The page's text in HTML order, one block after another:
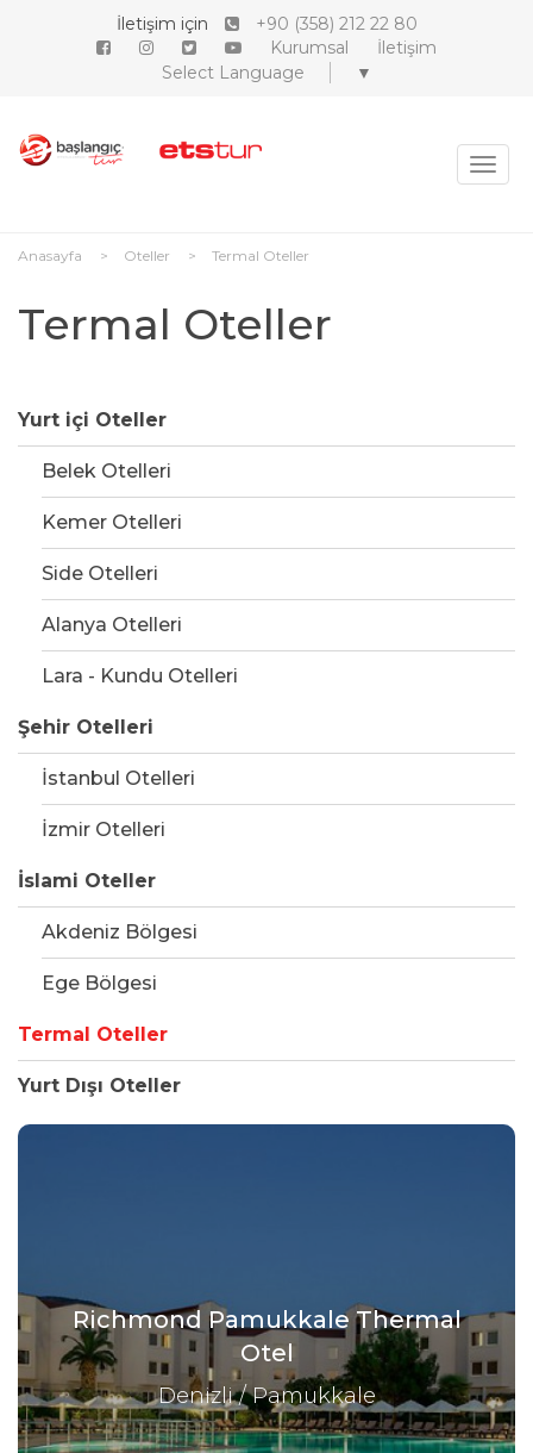
İletişim için
+90 (358) 212 22 80
Kurumsal
İletişim
Select Language
▼
Anasayfa Oteller Termal Oteller
Termal Oteller
Yurt içi Oteller
Belek Otelleri
Kemer Otelleri
Side Otelleri
Alanya Otelleri
Lara - Kundu Otelleri
Şehir Otelleri
İstanbul Otelleri
İzmir Otelleri
İslami Oteller
Akdeniz Bölgesi
Ege Bölgesi
Termal Oteller
Yurt Dışı Oteller
Richmond Pamukkale Thermal
Otel
Denizli / Pamukkale